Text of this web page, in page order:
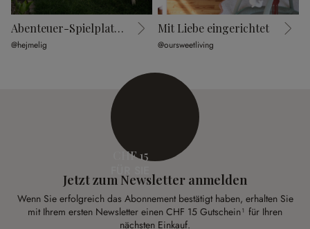
Abenteuer-Spielplatz im Garten
@hejmelig
Mit Liebe eingerichtet
@oursweetliving
CHF 15
Jetzt zum Newsletter anmelden
Wenn Sie erfolgreich das Abonnement bestätigt haben, erhalten Sie
mit Ihrem ersten Newsletter einen CHF 15 Gutschein¹ für Ihren
nächsten Einkauf.